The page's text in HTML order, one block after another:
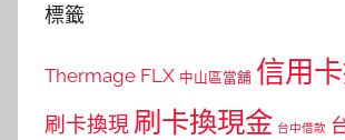
標籤
Thermage FLX 中山區當舖 信用
刷卡換現 刷卡換現金 台中借款